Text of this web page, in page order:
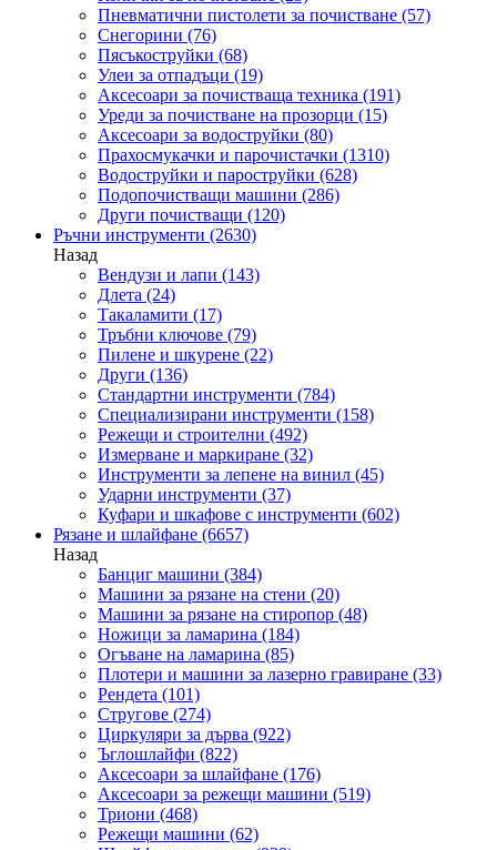
Пневматични пистолети за почистване (57)
Снегорини (76)
Пясъкоструйки (68)
Улеи за отпадъци (19)
Аксесоари за почистваща техника (191)
Уреди за почистване на прозорци (15)
Аксесоари за водоструйки (80)
Прахосмукачки и парочистачки (1310)
Водоструйки и пароструйки (628)
Подопочистващи машини (286)
Други почистващи (120)
Ръчни инструменти (2630)
Назад
Вендузи и лапи (143)
Длета (24)
Такаламити (17)
Тръбни ключове (79)
Пилене и шкурене (22)
Други (136)
Стандартни инструменти (784)
Специализирани инструменти (158)
Режещи и строителни (492)
Измерване и маркиране (32)
Инструменти за лепене на винил (45)
Ударни инструменти (37)
Куфари и шкафове с инструменти (602)
Рязане и шлайфане (6657)
Назад
Банциг машини (384)
Машини за рязане на стени (20)
Машини за рязане на стиропор (48)
Ножици за ламарина (184)
Огъване на ламарина (85)
Плотери и машини за лазерно гравиране (33)
Рендета (101)
Стругове (274)
Циркуляри за дърва (922)
Ъглошлайфи (822)
Аксесоари за шлайфане (176)
Аксесоари за режещи машини (519)
Триони (468)
Режещи машини (62)